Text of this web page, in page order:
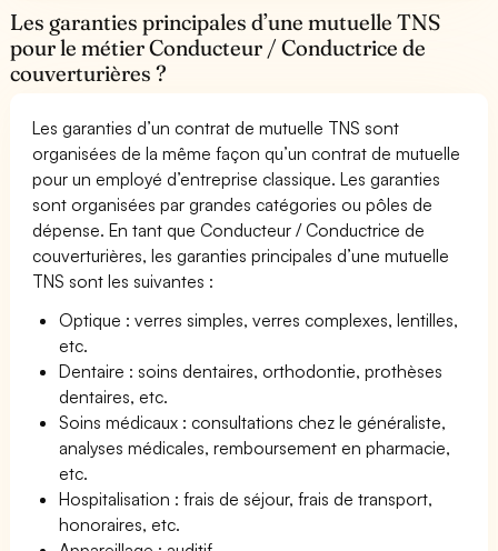
Les garanties principales d’une mutuelle TNS
pour le métier Conducteur / Conductrice de
couverturières ?
Les garanties d’un contrat de mutuelle TNS sont
organisées de la même façon qu’un contrat de mutuelle
pour un employé d’entreprise classique. Les garanties
sont organisées par grandes catégories ou pôles de
dépense. En tant que Conducteur / Conductrice de
couverturières, les garanties principales d’une mutuelle
TNS sont les suivantes :
Optique : verres simples, verres complexes, lentilles,
etc.
Dentaire : soins dentaires, orthodontie, prothèses
dentaires, etc.
Soins médicaux : consultations chez le généraliste,
analyses médicales, remboursement en pharmacie,
etc.
Hospitalisation : frais de séjour, frais de transport,
honoraires, etc.